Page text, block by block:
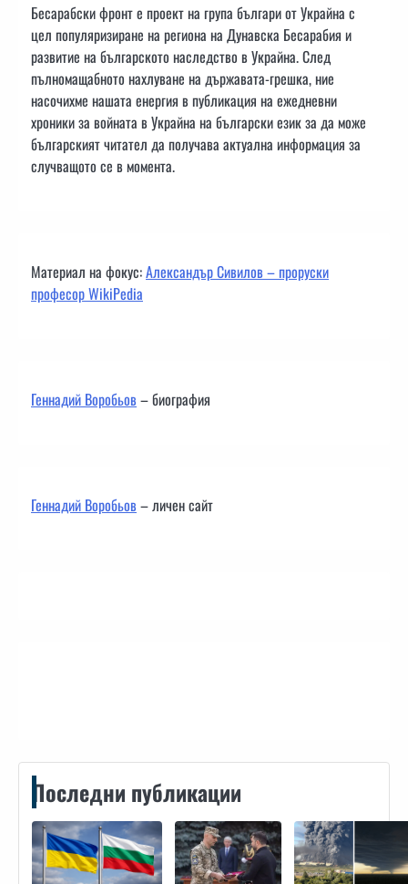
Бесарабски фронт е проект на група българи от Украйна с
цел популяризиране на региона на Дунавска Бесарабия и
развитие на българското наследство в Украйна. След
пълномащабното нахлуване на държавата-грешка, ние
насочихме нашата енергия в публикация на ежедневни
хроники за войната в Украйна на български език за да може
българският читател да получава актуална информация за
случващото се в момента.
Материал на фокус:Александър Сивилов – проруски
професор WikiPedia
Геннадий Воробьов– биография
Геннадий Воробьов– личен сайт
Последни публикации